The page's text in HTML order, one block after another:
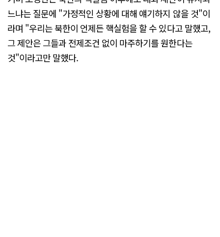
느냐는 질문에 "가정적인 상황에 대해 얘기하지 않을 것"이
라며 "우리는 북한이 언제든 핵실험을 할 수 있다고 말했고,
그 제안은 그들과 전제조건 없이 마주하기를 원한다는
것"이라고만 말했다.